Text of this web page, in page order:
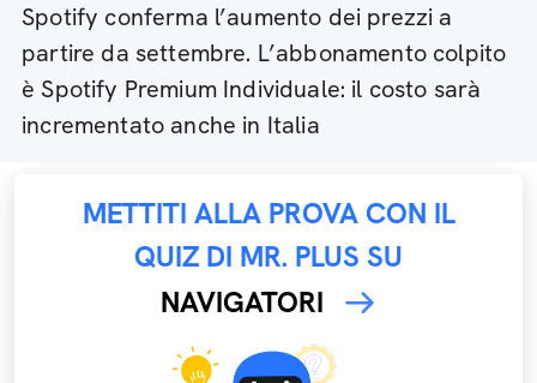
Spotify conferma l’aumento dei prezzi a
partire da settembre. L’abbonamento colpito
è Spotify Premium Individuale: il costo sarà
incrementato anche in Italia
METTITI ALLA PROVA CON IL
QUIZ DI MR. PLUS SU
NAVIGATORI